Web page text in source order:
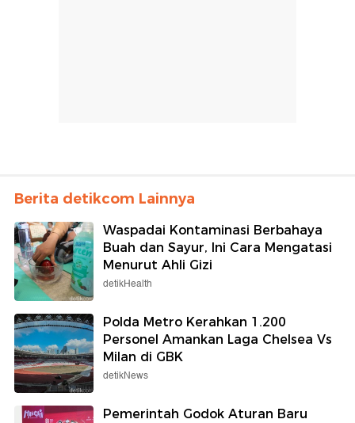
Berita detikcom Lainnya
Waspadai Kontaminasi Berbahaya
Buah dan Sayur, Ini Cara Mengatasi
Menurut Ahli Gizi
detikHealth
Polda Metro Kerahkan 1.200
Personel Amankan Laga Chelsea Vs
Milan di GBK
detikNews
Pemerintah Godok Aturan Baru